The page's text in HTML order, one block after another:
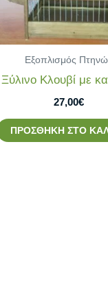
Εξοπλισμός
Ξύλινο Κλουβί με
27,00€
ΠΡΟΣΘΉΚΗ ΣΤΟ